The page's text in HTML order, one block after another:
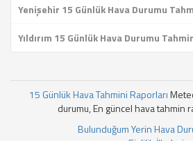
Yenişehir 15 Günlük Hava Durumu
Yıldırım 15 Günlük Hava Durumu
15 Günlük Hava Tahmini Raporları
durumu, En güncel hava tahmin
Bulunduğum Yerin Hava